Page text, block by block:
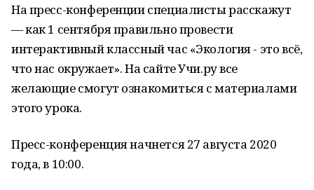
На пресс-конференции специалисты расскажут
— как 1 сентября правильно провести
интерактивный классный час «Экология - это всё,
что нас окружает». На сайте Учи.ру все
желающие смогут ознакомиться с материалами
этого урока.
Пресс-конференция начнется 27 августа 2020
года, в 10:00.